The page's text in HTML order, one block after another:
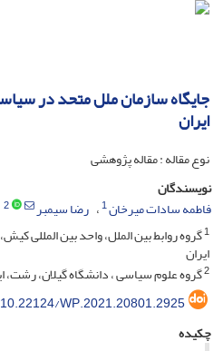
جایگاه سازمان ملل متحد در
ایران
نوع مقاله : مقاله پژوهشی
نویسندگان
فاطمه سادات میرخان1 رضا سیمبر
2
1گروه روابط بین الملل، واحد بین المللی
ایران
2گروه علوم سیاسی ، دانشگاه گیلان، رشت،
10.22124/WP.2021.20801.2925
چکیده